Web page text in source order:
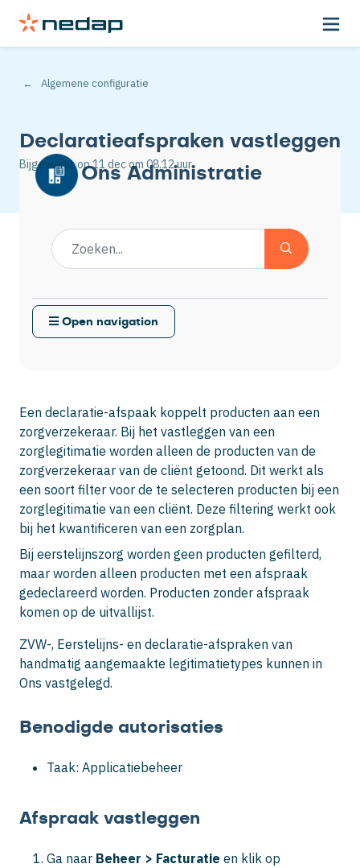
Algemene configuratie
Declaratieafspraken vastleggen
Bijgewerkt op11 decom 08.12 uur
Een declaratie-afspaak koppelt producten aan een
zorgverzekeraar. Bij het vastleggen van een
zorglegitimatie worden alleen de producten van de
zorgverzekeraar van de cliënt getoond. Dit werkt als
een soort filter voor de te selecteren producten bij een
zorglegitimatie van een cliënt. Deze filtering werkt ook
bij het kwantificeren van een zorgplan.
Bij eerstelijnszorg worden geen producten gefilterd,
maar worden alleen producten met een afspraak
gedeclareerd worden. Producten zonder afspraak
komen op de uitvallijst.
ZVW-, Eerstelijns- en declaratie-afspraken van
handmatig aangemaakte legitimatietypes kunnen in
Ons vastgelegd.
Benodigde autorisaties
Taak: Applicatiebeheer
Afspraak vastleggen
Ga naar Beheer > Facturatie en klik op
Ons Administratie
Open navigation